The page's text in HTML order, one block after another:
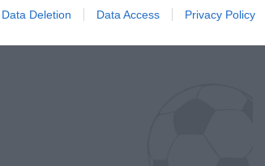
Data Deletion Data Access Privacy Policy